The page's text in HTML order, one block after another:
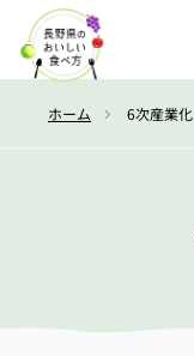
ホーム 6次産業化